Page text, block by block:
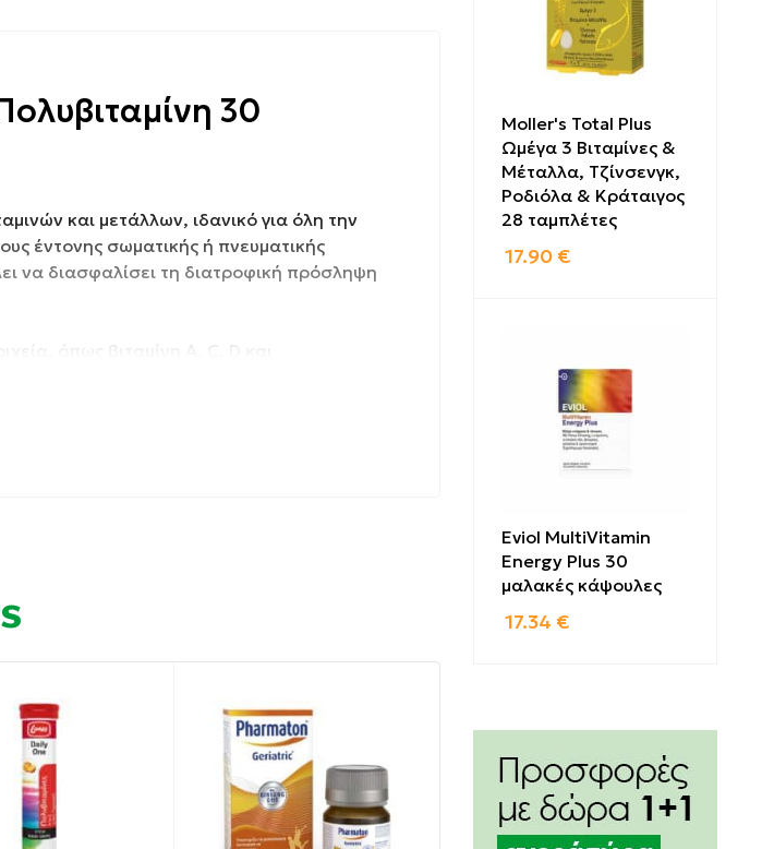
30
και μετάλλων, ιδανικό για όλη την
έντονης σωματικής ή πνευματικής
να διασφαλίσει τη διατροφική πρόσληψη
στον μεταβολισμό του λίπους
Ο ψευδάργυρος συμβάλλει στην
από μια υγιεινή, ισορροπημένη διατροφή.
καθημερινού στρες, πολλοί άνθρωποι
σύγκριση με το κανονικό HealthAid® A-Z
D2 έχει αντικατασταθεί με D3. Όλα τα
Moller's Total Plus
Ωμέγα 3 Βιταμίνες &
Μέταλλα, Τζίνσενγκ,
Ροδιόλα & Κράταιγος
28 ταμπλέτες
17.90 €
Eviol MultiVitamin
Energy Plus 30
μαλακές κάψουλες
17.34 €